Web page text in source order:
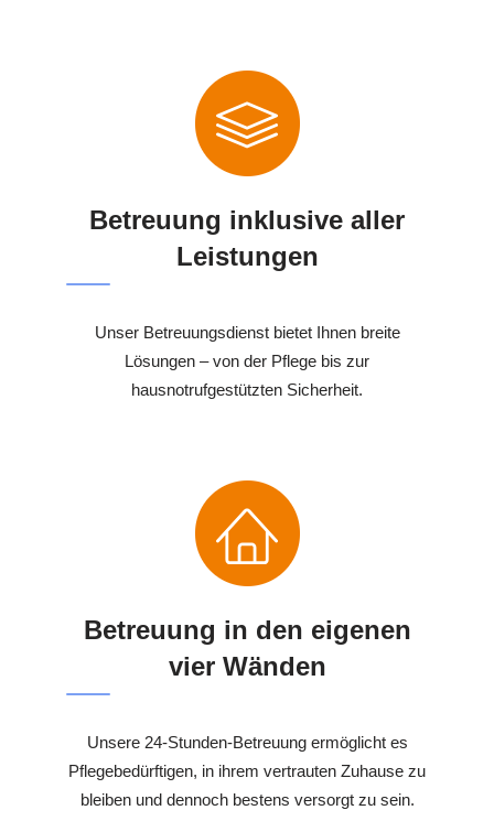
Betreuung inklusive aller
Leistungen
Unser Betreuungsdienst bietet Ihnen breite
Lösungen – von der Pflege bis zur
hausnotrufgestützten Sicherheit.
Betreuung in den eigenen
vier Wänden
Unsere 24-Stunden-Betreuung ermöglicht es
Pflegebedürftigen, in ihrem vertrauten Zuhause zu
bleiben und dennoch bestens versorgt zu sein.